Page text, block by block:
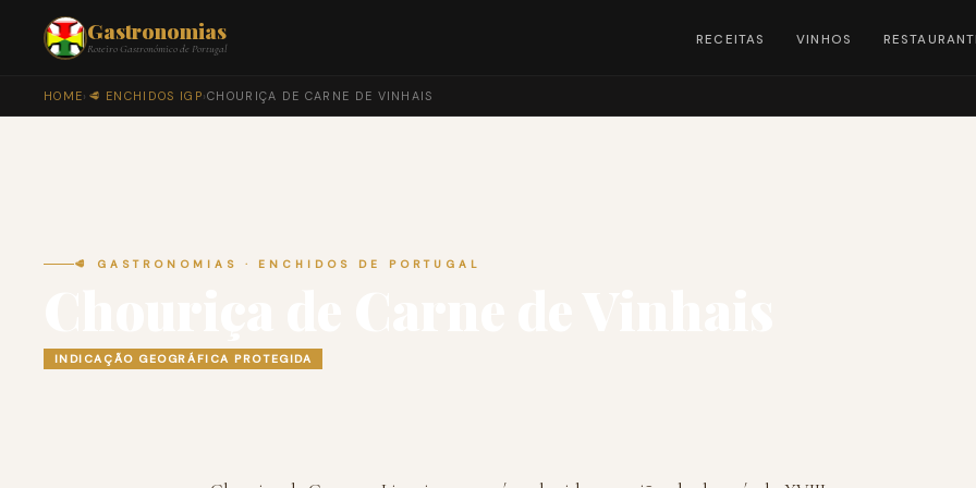
Gastronomias
Roteiro Gastronómico de Portugal RECEITAS VINHOS
HOME› 🥩 ENCHIDOS IGP›CHOURIÇA DE CARNE DE VINHAIS
🥩 GASTRONOMIAS · ENCHIDOS DE PORTUGAL
INDICAÇÃO GEOGRÁFICA PROTEGIDA